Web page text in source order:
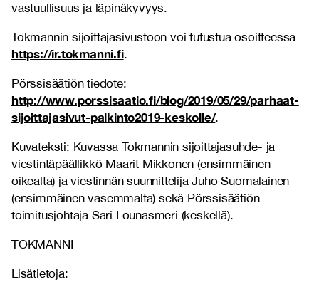
vastuullisuus ja läpinäkyvyys.
Tokmannin sijoittajasivustoon voi tutustua osoitteessa
https://ir.tokmanni.fi.
Pörssisäätiön tiedote:
http://www.porssisaatio.fi/blog/2019/05/29/parhaat-
sijoittajasivut-palkinto2019-keskolle/.
Kuvateksti: Kuvassa Tokmannin sijoittajasuhde- ja
viestintäpäällikkö Maarit Mikkonen (ensimmäinen
oikealta) ja viestinnän suunnittelija Juho Suomalainen
(ensimmäinen vasemmalta) sekä Pörssisäätiön
toimitusjohtaja Sari Lounasmeri (keskellä).
TOKMANNI
Lisätietoja: